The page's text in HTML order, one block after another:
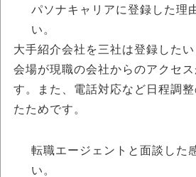
パソナキャリアに登録した理
い。
大手紹介会社を三社は登録した
会場が現職の会社からのアクセ
す。また、電話対応など日程調
たためです。
転職エージェントと面談した
い。